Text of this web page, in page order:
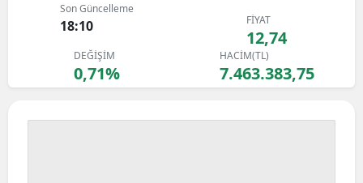
Antalya
Artvin
Aydın
Balıkesir
Son Güncelleme
18:10 FİYAT
12,74
DEĞİŞİM
0,71%
HACİM(TL)
7.463.383,75